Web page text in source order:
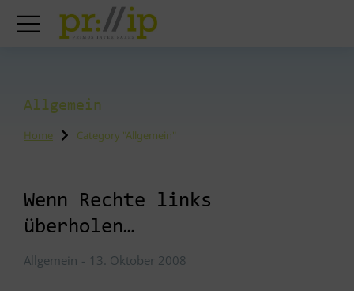
Allgemein
You are here:
Home Category "Allgemein"
Wenn Rechte links
überholen…
Allgemein 13. Oktober 2008